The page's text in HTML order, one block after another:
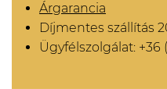
Árgarancia
Díjmentes szállítás
Ügyfélszolgálat: +36